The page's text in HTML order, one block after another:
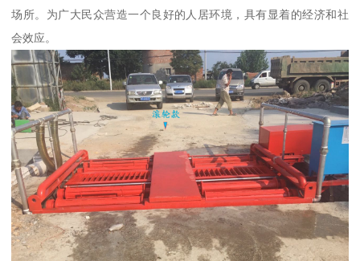
场所。为广大民众营造一个良好的人居环境，具有显着的经济和社
会效应。